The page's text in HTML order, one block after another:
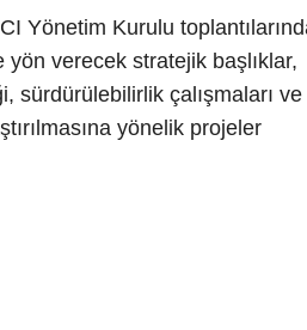
Yönetim Kurulu
verecek stratejik başlıklar,
sürdürülebilirlik çalışmaları
yönelik projeler